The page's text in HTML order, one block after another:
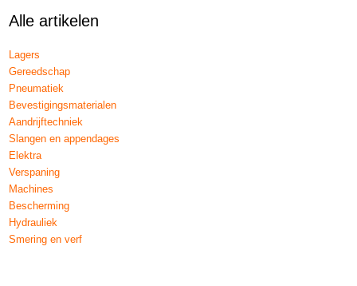
Alle artikelen
Lagers
Gereedschap
Pneumatiek
Bevestigingsmaterialen
Aandrijftechniek
Slangen en appendages
Elektra
Verspaning
Machines
Bescherming
Hydrauliek
Smering en verf